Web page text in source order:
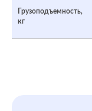
Грузоподъемность,
кг